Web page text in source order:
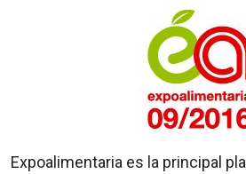
Expoalimentaria es la principal